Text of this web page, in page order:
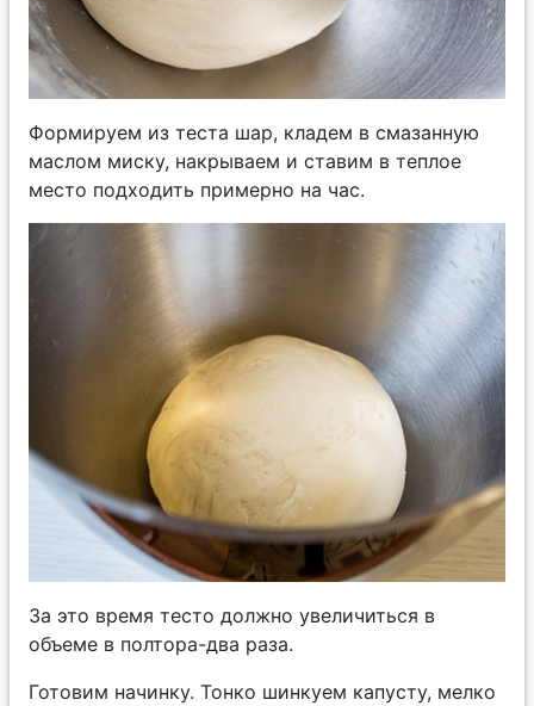
Формируем из теста шар, кладем в смазанную
маслом миску, накрываем и ставим в теплое
место подходить примерно на час.
За это время тесто должно увеличиться в
объеме в полтора-два раза.
Готовим начинку. Тонко шинкуем капусту, мелко